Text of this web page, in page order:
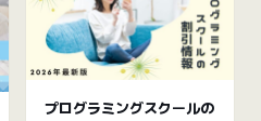
プログラミングスクールの